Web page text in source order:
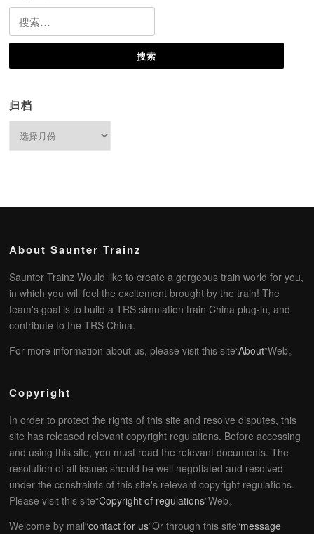
索：
归档
About Saunter Trainz
Saunter Trainz Would like to create a gorgeous train world for you,
in which you will feel the excitement brought by the train! The
team's goal is to build a TRS simulation train China plug-in, and
contribute to the TRS China.
For more information about us, please visit this site“About”Web。
Copyright
In order to protect the rights of this site and resolve disputes, this
site has released relevant copyright regulations. Before accessing
and using this site, you must read the relevant documents. The
resolution of all issues should be well negotiated and resolved
under the constraints of this site's relevant copyright regulations.
Please visit this site“Copyright of regulations”Web。
Welcome by mail“contact for us”Or through this site“message